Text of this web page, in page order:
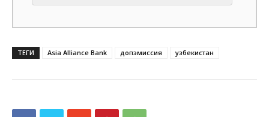
ТЕГИ Asia Alliance Bank допэмиссия узбекистан